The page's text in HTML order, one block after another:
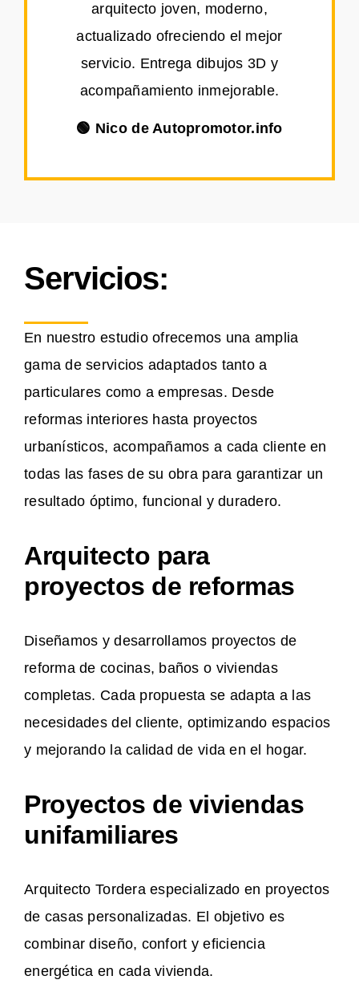
arquitecto joven, moderno,
actualizado ofreciendo el mejor
servicio. Entrega dibujos 3D y
acompañamiento inmejorable.
🟢 Nico de Autopromotor.info
Servicios:
En nuestro estudio ofrecemos una amplia
gama de servicios adaptados tanto a
particulares como a empresas. Desde
reformas interiores hasta proyectos
urbanísticos, acompañamos a cada cliente en
todas las fases de su obra para garantizar un
resultado óptimo, funcional y duradero.
Arquitecto para
proyectos de reformas
Diseñamos y desarrollamos proyectos de
reforma de cocinas, baños o viviendas
completas. Cada propuesta se adapta a las
necesidades del cliente, optimizando espacios
y mejorando la calidad de vida en el hogar.
Proyectos de viviendas
unifamiliares
Arquitecto Tordera especializado en proyectos
de casas personalizadas. El objetivo es
combinar diseño, confort y eficiencia
energética en cada vivienda.